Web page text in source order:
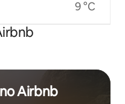
9 °C
Airbnb